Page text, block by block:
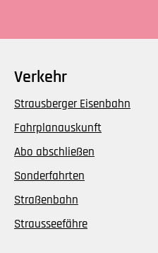
Verkehr
Strausberger Eisenbahn
Fahrplanauskunft
Abo abschließen
Sonderfahrten
Straßenbahn
Strausseefähre